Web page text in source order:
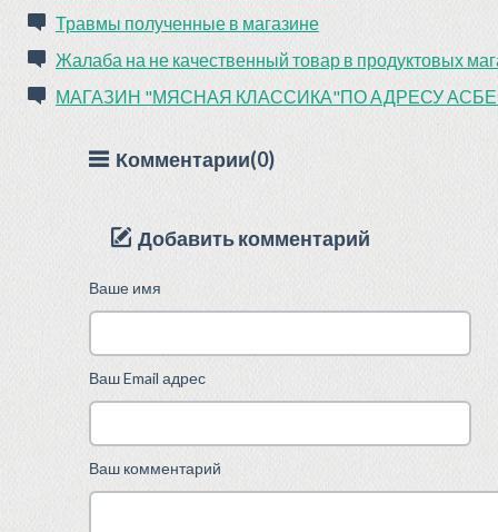
Травмы полученные в магазине
Жалаба на не качественный товар в продуктовых
МАГАЗИН "МЯСНАЯ КЛАССИКА"ПО АДРЕСУ
Комментарии(0)
Добавить комментарий
Ваше имя
Ваш Email адрес
Ваш комментарий